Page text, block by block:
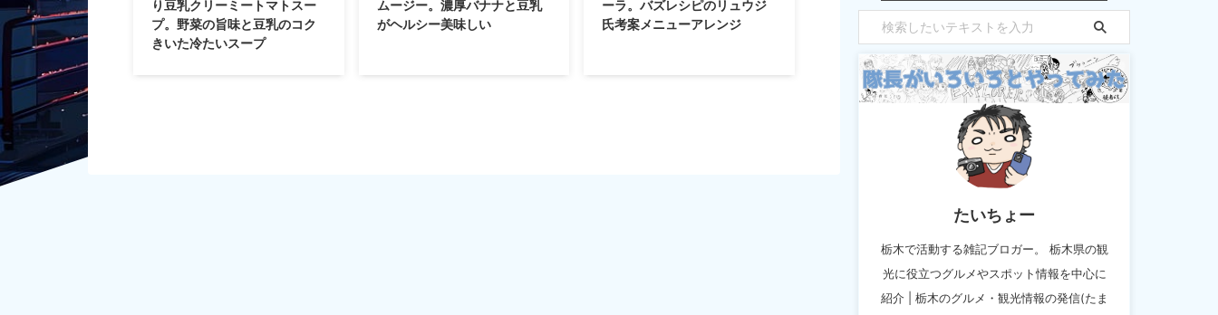
り豆乳クリーミートマトスー
プ。野菜の旨味と豆乳のコク
きいた冷たいスープ
ムージー。濃厚バナナと豆乳
がヘルシー美味しい
ーラ。バズレシピのリュウジ
氏考案メニューアレンジ
たいちょー
栃木で活動する雑記ブロガー。 栃木県の観
光に役立つグルメやスポット情報を中心に
紹介 | 栃木のグルメ・観光情報の発信(たま